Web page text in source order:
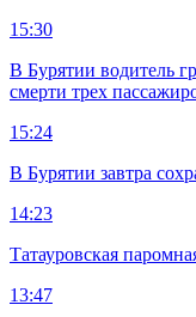
15:30
В Бурятии водитель
смерти трех
15:24
В Бурятии завтра
14:23
Татауровская
13:47